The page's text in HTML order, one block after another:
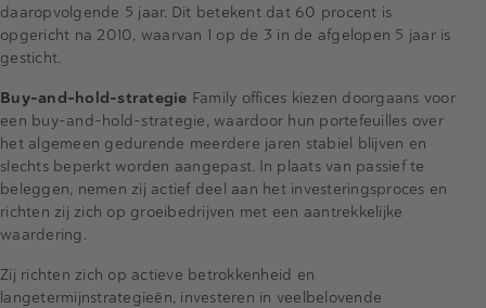
daaropvolgende 5 jaar. Dit betekent dat 60 procent is
opgericht na 2010, waarvan 1 op de 3 in de afgelopen 5 jaar is
gesticht.
Buy-and-hold-strategie Family offices kiezen doorgaans voor
een buy-and-hold-strategie, waardoor hun portefeuilles over
het algemeen gedurende meerdere jaren stabiel blijven en
slechts beperkt worden aangepast. In plaats van passief te
beleggen, nemen zij actief deel aan het investeringsproces en
richten zij zich op groeibedrijven met een aantrekkelijke
waardering.
Zij richten zich op actieve betrokkenheid en
langetermijnstrategieën, investeren in veelbelovende